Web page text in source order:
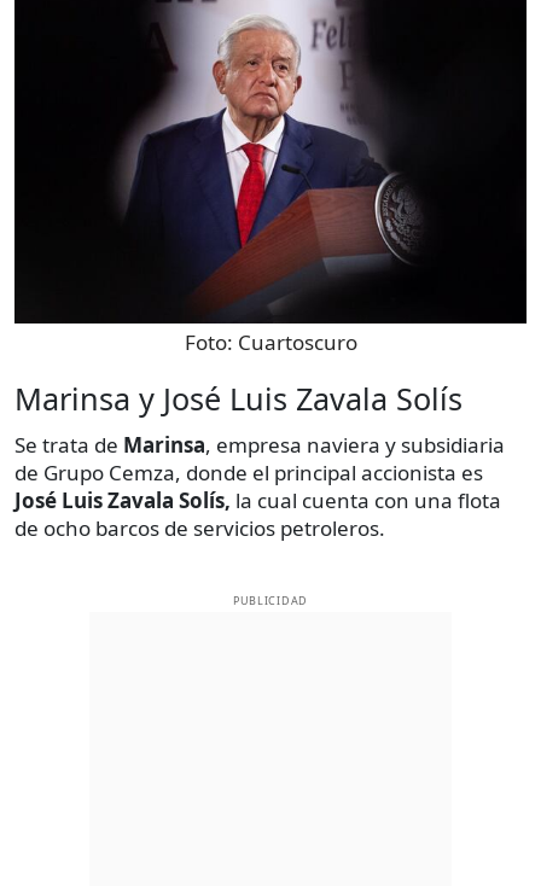
Foto: Cuartoscuro
Marinsa y José Luis Zavala Solís
Se trata de Marinsa, empresa naviera y subsidiaria
de Grupo Cemza, donde el principal accionista es
José Luis Zavala Solís, la cual cuenta con una flota
de ocho barcos de servicios petroleros.
PUBLICIDAD